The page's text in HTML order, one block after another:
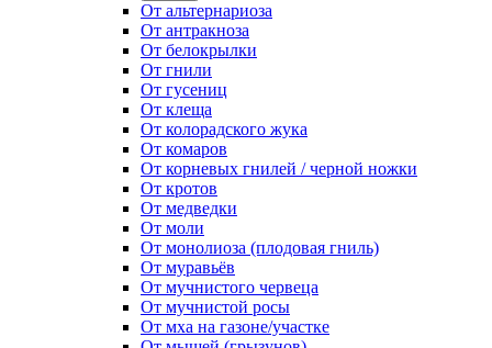
От альтернариоза
От антракноза
От белокрылки
От гнили
От гусениц
От клеща
От колорадского жука
От комаров
От корневых гнилей / черной ножки
От кротов
От медведки
От моли
От монолиоза (плодовая гниль)
От муравьёв
От мучнистого червеца
От мучнистой росы
От мха на газоне/участке